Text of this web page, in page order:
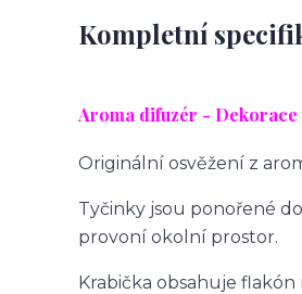
Kompletní
Aroma difuzér - Dekorace
Originální osvěžení z
Tyčinky jsou ponořené
provoní okolní prostor.
Krabička obsahuje